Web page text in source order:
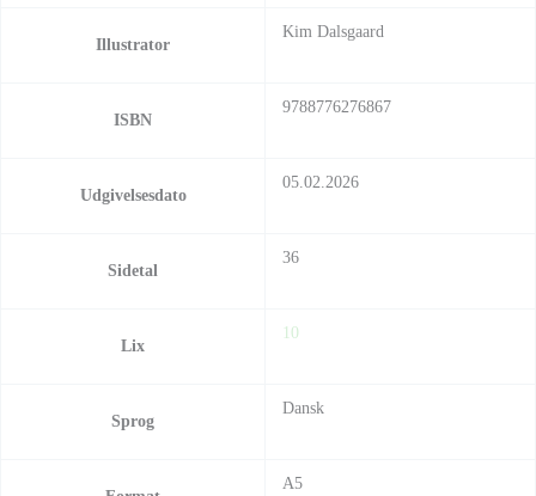
Illustrator
Kim Dalsgaard
ISBN
9788776276867
Udgivelsesdato
05.02.2026
Sidetal
36
Lix
10
Sprog
Dansk
A5